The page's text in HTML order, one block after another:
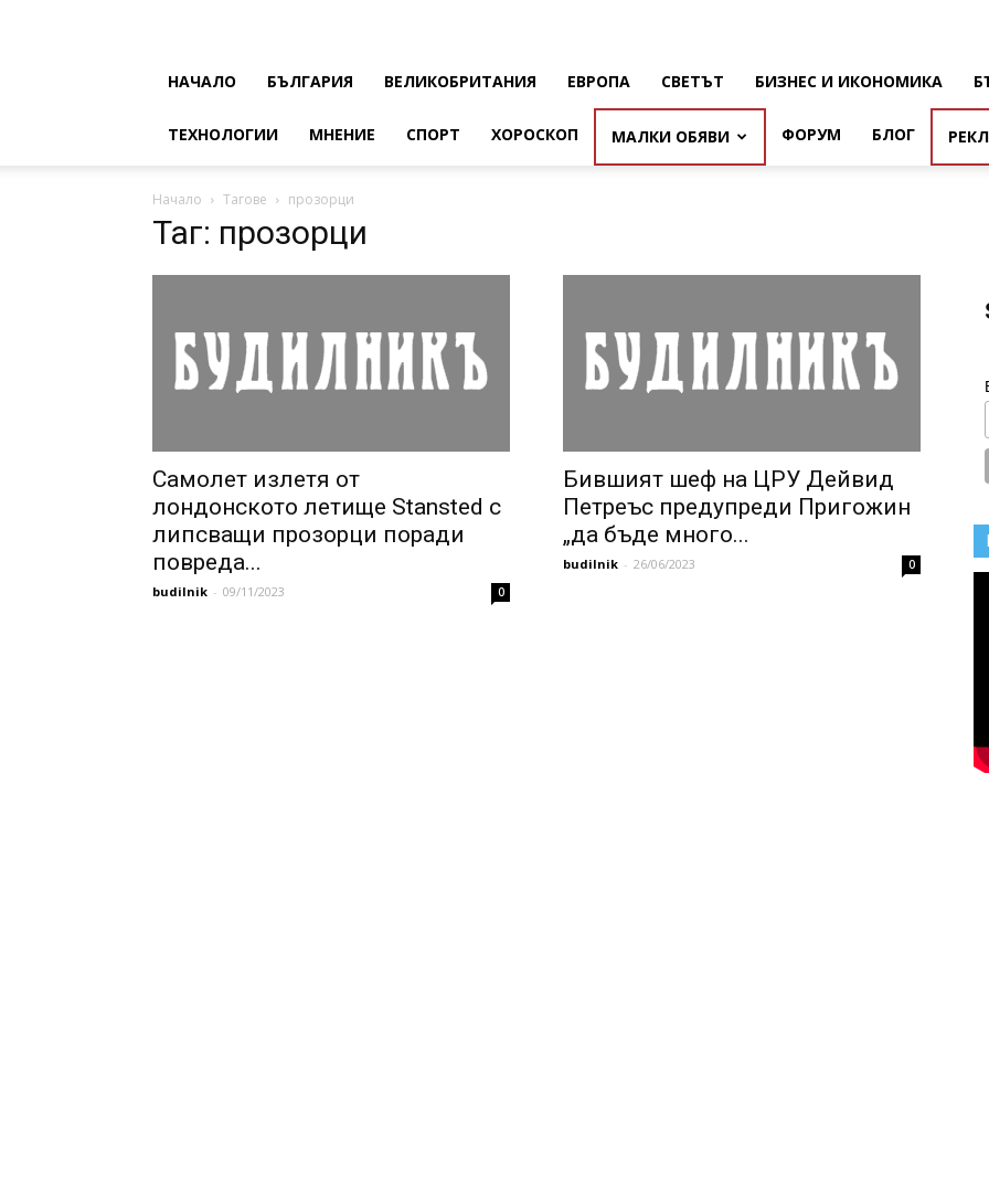
НАЧАЛО БЪЛГАРИЯ ВЕЛИКОБРИТАНИЯ ЕВРОПА СВЕТЪТ БИЗНЕС И ИКОНОМИКА
ТЕХНОЛОГИИ МНЕНИЕ СПОРТ ХОРОСКОП МАЛКИ ОБЯВИ ФОРУМ БЛОГ
Начало Тагове прозорци
Таг: прозорци
Самолет излетя от
лондонското летище Stansted с
липсващи прозорци поради
повреда...
budilnik - 09/11/2023 0
Бившият шеф на ЦРУ Дейвид
Петреъс предупреди Пригожин
„да бъде много...
budilnik - 26/06/2023 0